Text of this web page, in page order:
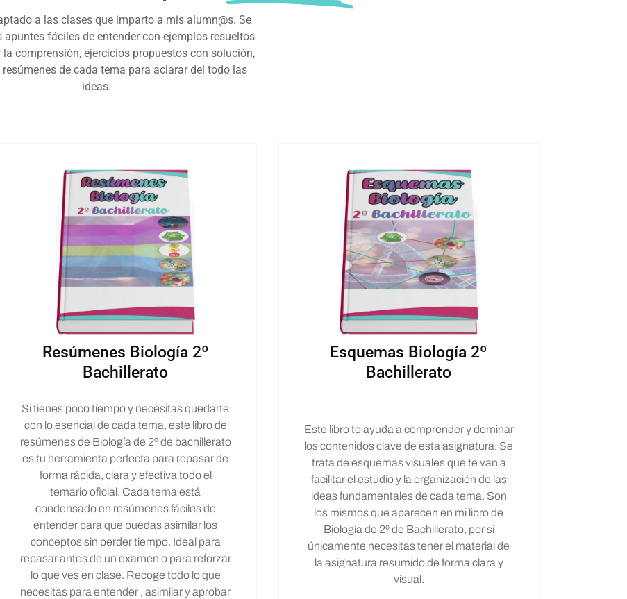
a las clases que imparto a mis alumn@s. Se
apuntes fáciles de entender con ejemplos resueltos
comprensión, ejercicios propuestos con solución,
resúmenes de cada tema para aclarar del todo las
ideas.
Resúmenes Biología 2º
Bachillerato
Si tienes poco tiempo y necesitas quedarte
con lo esencial de cada tema, este libro de
resúmenes de Biología de 2º de bachillerato
es tu herramienta perfecta para repasar de
forma rápida, clara y efectiva todo el
temario oficial. Cada tema está
condensado en resúmenes fáciles de
entender para que puedas asimilar los
conceptos sin perder tiempo. Ideal para
repasar antes de un examen o para reforzar
lo que ves en clase. Recoge todo lo que
necesitas para entender , asimilar y aprobar
Esquemas Biología 2º
Bachillerato
Este libro te ayuda a comprender y dominar
los contenidos clave de esta asignatura. Se
trata de esquemas visuales que te van a
facilitar el estudio y la organización de las
ideas fundamentales de cada tema. Son
los mismos que aparecen en mi libro de
Biología de 2º de Bachillerato, por si
únicamente necesitas tener el material de
la asignatura resumido de forma clara y
visual.